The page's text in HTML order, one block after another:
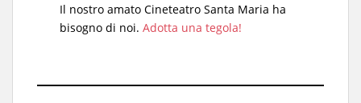
Il nostro amato Cineteatro Santa Maria ha
bisogno di noi. Adotta una tegola!